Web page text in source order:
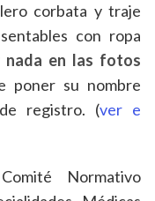
corbata y traje
con ropa
nada en las fotos
poner su nombre
registro. (ver e
Normativo